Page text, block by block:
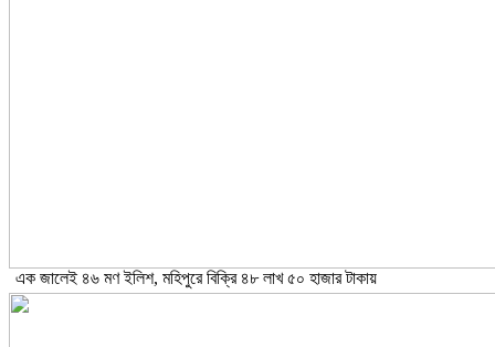
এক জালেই ৪৬ মণ ইলিশ, মহিপুরে বিক্রি ৪৮ লাখ ৫০ হাজার টাকায়